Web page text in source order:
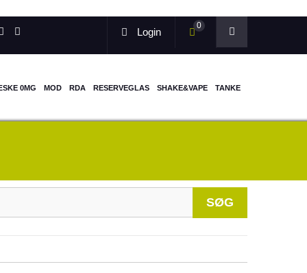
Login
0
0MG MOD RDA RESERVEGLAS SHAKE&VAPE TANKE
SØG